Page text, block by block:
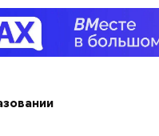
уже нападали возле
раз выстрелил в
открыл огоньв